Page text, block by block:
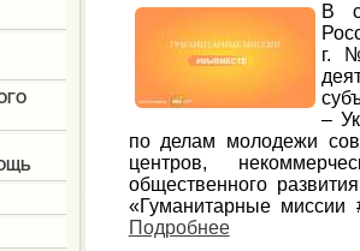
В
г.
–
по делам молодежи
центров,
общественного
«Гуманитарные
Подробнее